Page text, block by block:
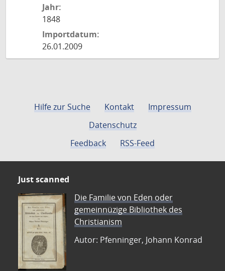
Jahr:
1848
Importdatum:
26.01.2009
Hilfe zur Suche Kontakt
Impressum
Datenschutz
Feedback
RSS-Feed
Just scanned
Die Familie von Eden oder
gemeinnüzige Bibliothek des
Christianism
Autor: Pfenninger, Johann Konrad